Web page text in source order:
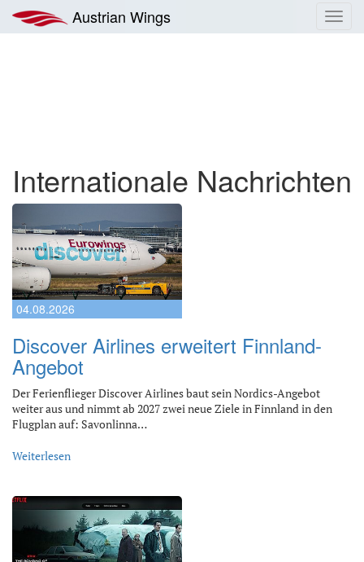
Inhalt
springen
Austrian Wings
Internationale Nachrichten
04.08.2026
Discover Airlines erweitert Finnland-
Angebot
Der Ferienflieger Discover Airlines baut sein Nordics-Angebot
weiter aus und nimmt ab 2027 zwei neue Ziele in Finnland in den
Flugplan auf: Savonlinna…
Weiterlesen